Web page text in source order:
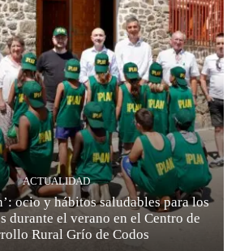
ACTUALIDAD
ocio y hábitos saludables para los
durante el verano en el Centro de
Rural Grío de Codos